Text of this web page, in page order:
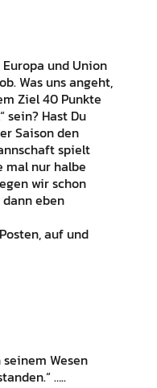
und Union
Was uns angeht,
Ziel 40 Punkte
sein? Hast Du
Saison den
spielt
mal nur halbe
wir schon
eben
auf und
Wesen
…..